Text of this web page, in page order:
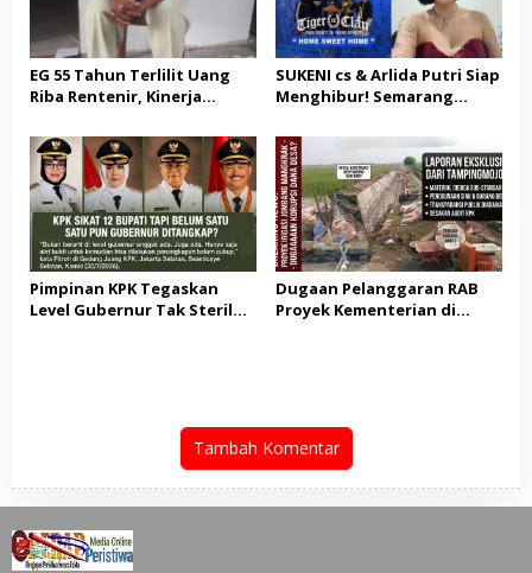
EG 55 Tahun Terlilit Uang
Riba Rentenir, Kinerja
Satreskrim Polresta
Karawang unit krimum
Patut di Pertanyakan
SUKENI cs & Arlida Putri Siap
Menghibur! Semarang
Akbar “Back On Track” 2026–
2029
Pimpinan KPK Tegaskan
Level Gubernur Tak Steril
Dugaan Pelanggaran RAB
Proyek Kementerian di
Tambah Komentar